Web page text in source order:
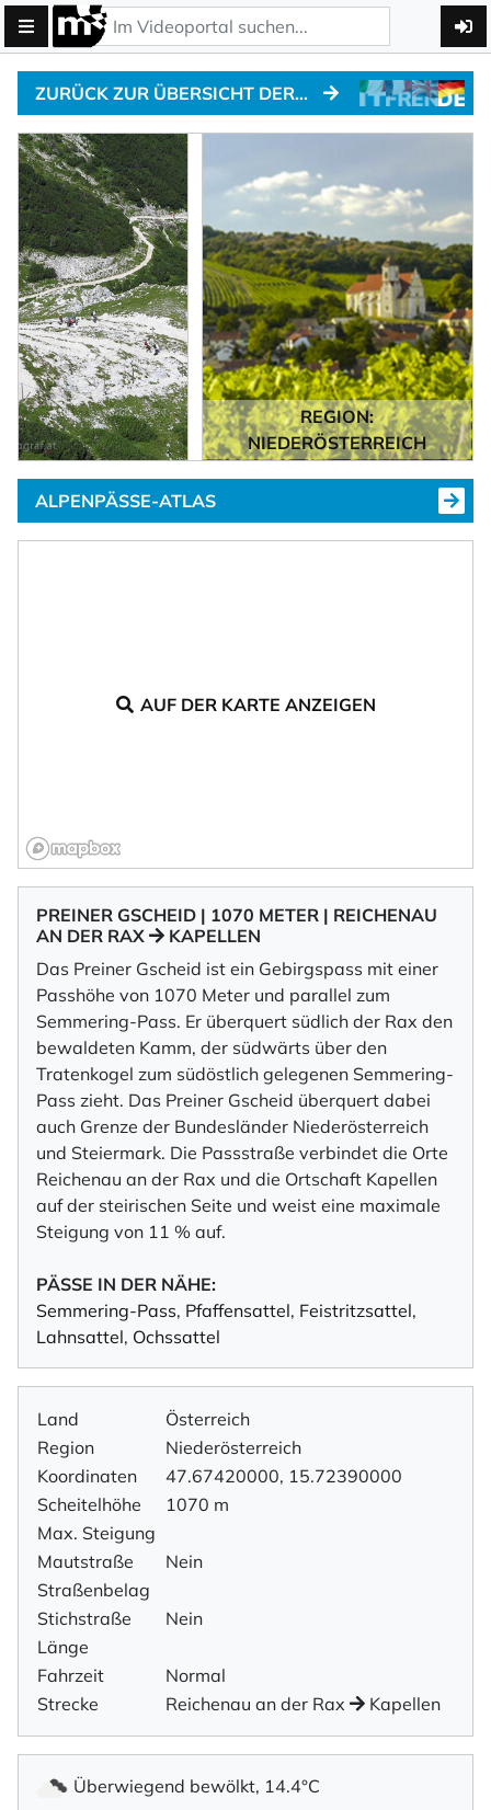
ZURÜCK ZUR ÜBERSICHT DER ALPENPÄSSE
REGION:
NIEDERÖSTERREICH
ALPENPÄSSE-ATLAS
AUF DER KARTE ANZEIGEN
PREINER GSCHEID | 1070 METER | REICHENAU
AN DER RAX
KAPELLEN
Das Preiner Gscheid ist ein Gebirgspass mit einer
Passhöhe von 1070 Meter und parallel zum
Semmering-Pass. Er überquert südlich der Rax den
bewaldeten Kamm, der südwärts über den
Tratenkogel zum südöstlich gelegenen Semmering-
Pass zieht. Das Preiner Gscheid überquert dabei
auch Grenze der Bundesländer Niederösterreich
und Steiermark. Die Passstraße verbindet die Orte
Reichenau an der Rax und die Ortschaft Kapellen
auf der steirischen Seite und weist eine maximale
Steigung von 11 % auf.
PÄSSE IN DER NÄHE:
Semmering-Pass, Pfaffensattel, Feistritzsattel,
Lahnsattel, Ochssattel
Land
Österreich
Region
Niederösterreich
Koordinaten
47.67420000, 15.72390000
Scheitelhöhe
1070 m
Max. Steigung
Mautstraße
Nein
Straßenbelag
Stichstraße
Nein
Länge
Fahrzeit
Normal
Strecke
Reichenau an der Rax Kapellen
Überwiegend bewölkt, 14.4°C